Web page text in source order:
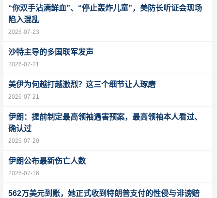
“你双手沾满鲜血”、“停止轰炸儿童”，美防长听证会现场
陷入混乱
2026-07-23
沙特主导的多国联军发声
2026-07-21
美伊为何越打越激烈？这三个细节让人琢磨
2026-07-21
伊朗：提前制定最高领袖遇害预案，最高领袖本人看过、
确认过
2026-07-20
伊朗公布最新伤亡人数
2026-07-16
562万美元到账，她正式收到特朗普支付的性侵与诽谤赔